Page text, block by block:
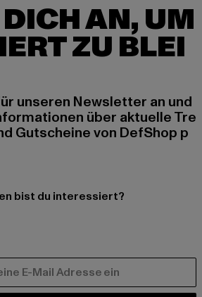
AN, UM
ZU BLEI
unseren Newsletter an und
über aktuelle Tre
Gutscheine von DefShop p
bist du interessiert?